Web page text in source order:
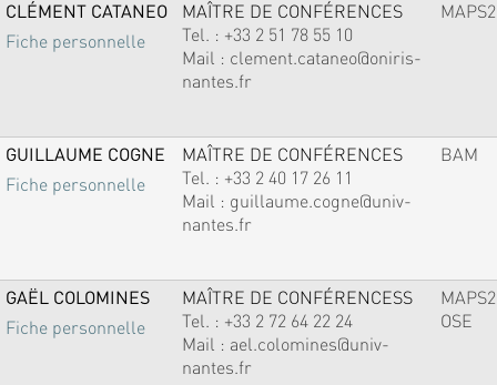
CLÉMENT CATANEO
Fiche personnelle
MAÎTRE DE CONFÉRENCES
Tel. : +33 2 51 78 55 10
Mail : clement.cataneo@oniris-
nantes.fr
MAPS2
GUILLAUME COGNE
Fiche personnelle
MAÎTRE DE CONFÉRENCES
Tel. : +33 2 40 17 26 11
Mail : guillaume.cogne@univ-
nantes.fr
BAM
GAËL COLOMINES
Fiche personnelle
MAÎTRE DE CONFÉRENCESS
Tel. : +33 2 72 64 22 24
Mail : ael.colomines@univ-
nantes.fr
MAPS2
OSE